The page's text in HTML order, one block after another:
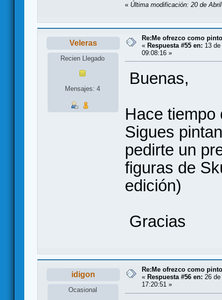
« Última modificación: 20 de
Veleras
Recien Llegado
Mensajes: 4
Re:Me ofrezco como
« Respuesta #55 en: 13
09:08:16 »
Buenas,
Hace tiempo
Sigues
pedirte un
figuras de
edición)
Gracias
idigon
Ocasional
Re:Me ofrezco como
« Respuesta #56 en: 26
17:20:51 »